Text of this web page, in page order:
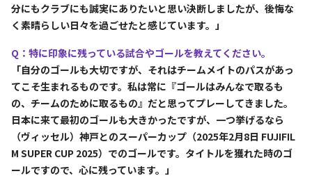
分にもクラブにも誠実にありたいと思い決断しましたが、後悔な
く素晴らしい日々を過ごせたと感じています。」
Q：特に印象に残っている試合やゴールを教えてください。
「自分のゴールも大切ですが、それはチームメイトのパスがあっ
てこそ生まれるものです。私は常に『ゴールはみんなで取るも
の、チームのために取るもの』だと思ってプレーしてきました。
日本に来て最初のゴールも大きかったですが、一つ挙げるなら
（ヴィッセル）神戸とのスーパーカップ（2025年2月8日 FUJIFIL
M SUPER CUP 2025）でのゴールです。タイトルを獲れた時のゴ
ールですので、心に残っています。」